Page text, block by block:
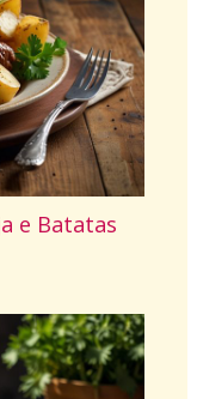
e Batatas